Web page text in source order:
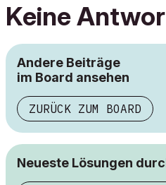
Keine
Andere Beiträge
im Board ansehen
ZURÜCK ZUM BOARD
Neueste Lösungen